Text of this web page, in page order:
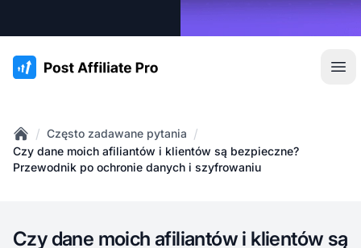
:site.title
Home
/ Często zadawane pytania /
Czy dane moich afiliantów i klientów są bezpieczne?
Przewodnik po ochronie danych i szyfrowaniu
Czy dane moich afiliantów i klientów są